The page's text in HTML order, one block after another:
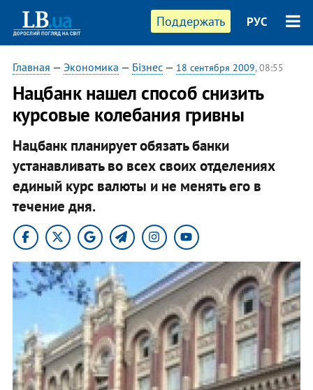
Поддержать РУС
Главная — Экономика — Бізнес— 18 сентября 2009, 08:55
Нацбанк нашел способ снизить
курсовые колебания гривны
Нацбанк планирует обязать банки
устанавливать во всех своих отделениях
единый курс валюты и не менять его в
течение дня.